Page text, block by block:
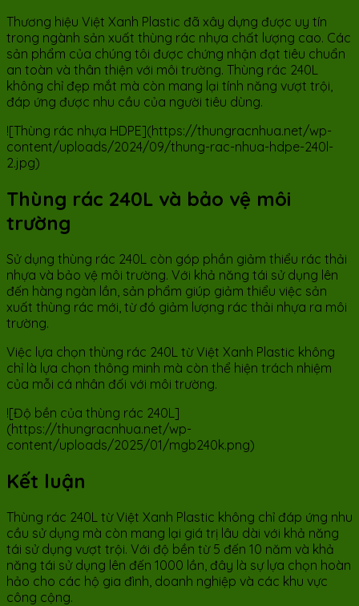
Thương hiệu Việt Xanh Plastic đã xây dựng được uy tín
trong ngành sản xuất thùng rác nhựa chất lượng cao. Các
sản phẩm của chúng tôi được chứng nhận đạt tiêu chuẩn
an toàn và thân thiện với môi trường. Thùng rác 240L
không chỉ đẹp mắt mà còn mang lại tính năng vượt trội,
đáp ứng được nhu cầu của người tiêu dùng.
![Thùng rác nhựa HDPE](https://thungracnhua.net/wp-
content/uploads/2024/09/thung-rac-nhua-hdpe-240l-
2.jpg)
Thùng rác 240L và bảo vệ môi
trường
Sử dụng thùng rác 240L còn góp phần giảm thiểu rác thải
nhựa và bảo vệ môi trường. Với khả năng tái sử dụng lên
đến hàng ngàn lần, sản phẩm giúp giảm thiểu việc sản
xuất thùng rác mới, từ đó giảm lượng rác thải nhựa ra môi
trường.
Việc lựa chọn thùng rác 240L từ Việt Xanh Plastic không
chỉ là lựa chọn thông minh mà còn thể hiện trách nhiệm
của mỗi cá nhân đối với môi trường.
![Độ bền của thùng rác 240L]
(https://thungracnhua.net/wp-
content/uploads/2025/01/mgb240k.png)
Kết luận
Thùng rác 240L từ Việt Xanh Plastic không chỉ đáp ứng nhu
cầu sử dụng mà còn mang lại giá trị lâu dài với khả năng
tái sử dụng vượt trội. Với độ bền từ 5 đến 10 năm và khả
năng tái sử dụng lên đến 1000 lần, đây là sự lựa chọn hoàn
hảo cho các hộ gia đình, doanh nghiệp và các khu vực
công cộng.